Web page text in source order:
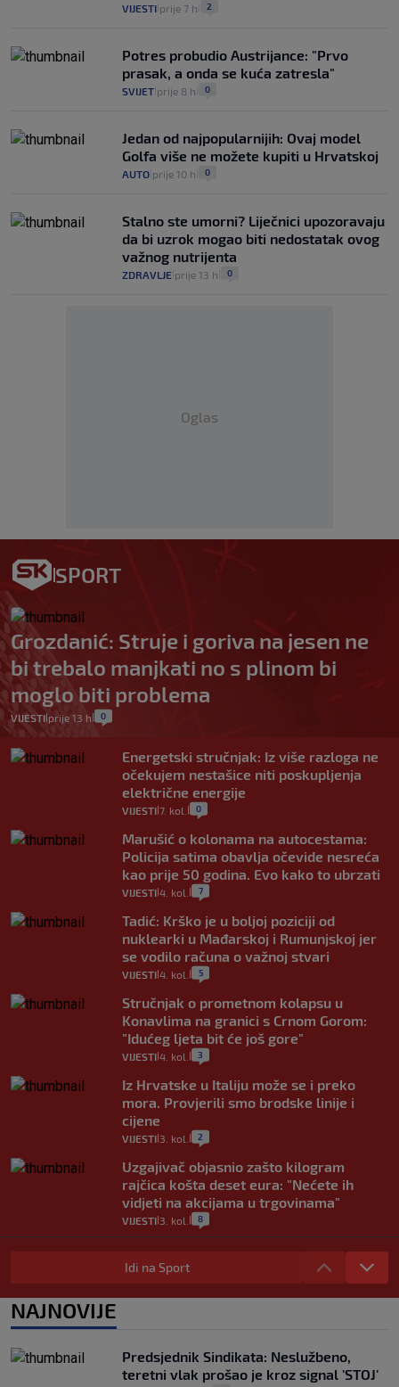
VIJESTI prije 7 h 2
Potres probudio Austrijance: "Prvo
prasak, a onda se kuća zatresla"
SVIJET prije 8 h 0
Jedan od najpopularnijih: Ovaj model
Golfa više ne možete kupiti u Hrvatskoj
AUTO prije 10 h 0
Stalno ste umorni? Liječnici upozoravaju
da bi uzrok mogao biti nedostatak ovog
važnog nutrijenta
ZDRAVLJE prije 13 h 0
Oglas
SPORT
Grozdanić: Struje i goriva na jesen ne
bi trebalo manjkati no s plinom bi
moglo biti problema
VIJESTI| prije 13 h 0
Energetski stručnjak: Iz više razloga ne
očekujem nestašice niti poskupljenja
električne energije
VIJESTI 7. kol. 0
Marušić o kolonama na autocestama:
Policija satima obavlja očevide nesreća
kao prije 50 godina. Evo kako to ubrzati
VIJESTI 4. kol. 7
Tadić: Krško je u boljoj poziciji od
nuklearki u Mađarskoj i Rumunjskoj jer
se vodilo računa o važnoj stvari
VIJESTI 4. kol. 5
Stručnjak o prometnom kolapsu u
Konavlima na granici s Crnom Gorom:
"Idućeg ljeta bit će još gore"
VIJESTI 4. kol. 3
Iz Hrvatske u Italiju može se i preko
mora. Provjerili smo brodske linije i
cijene
VIJESTI 3. kol. 2
Uzgajivač objasnio zašto kilogram
rajčica košta deset eura: "Nećete ih
vidjeti na akcijama u trgovinama"
VIJESTI 3. kol. 8
Selidba je jedno od stresnijih iskustava.
Evo aktualnih cijena i nekoliko savjeta
0
automobilom na Hvar iz Zagreba, a
koliko iz Osijeka
14
Idi na Sport
NAJNOVIJE
Predsjednik Sindikata: Neslužbeno,
teretni vlak prošao je kroz signal 'STOJ'